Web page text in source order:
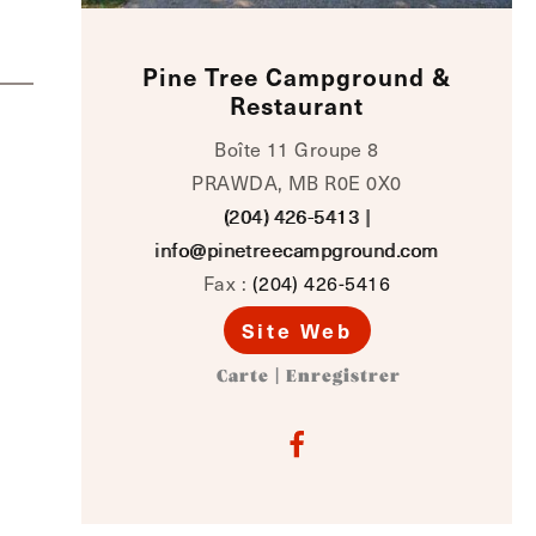
Pine Tree Campground &
Restaurant
Boîte 11 Groupe 8
PRAWDA, MB R0E 0X0
(204) 426-5413 |
info@pinetreecampground.com
Fax : (204) 426-5416
Site Web
Carte Enregistrer